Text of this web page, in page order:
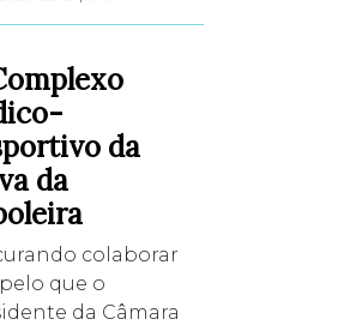
da
da
colaborar
que o
da Câmara